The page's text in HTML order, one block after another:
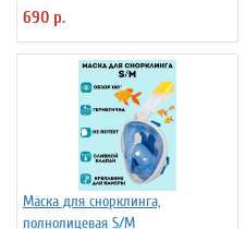
690 р.
Маска для снорклинга,
полнолицевая S/M